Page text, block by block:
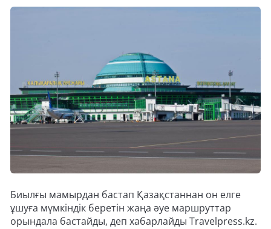
Биылғы мамырдан бастап Қазақстаннан он елге
ұшуға мүмкіндік беретін жаңа әуе маршруттар
орындала бастайды, деп хабарлайды Travelpress.kz.